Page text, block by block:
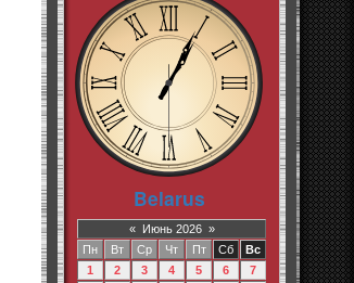
« Июнь 2026 »
Пн
Вт Ср Чт Пт Сб
Вс
1
2 3 4 5 6
7